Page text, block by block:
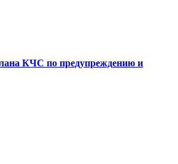
КЧС по предупреждению и